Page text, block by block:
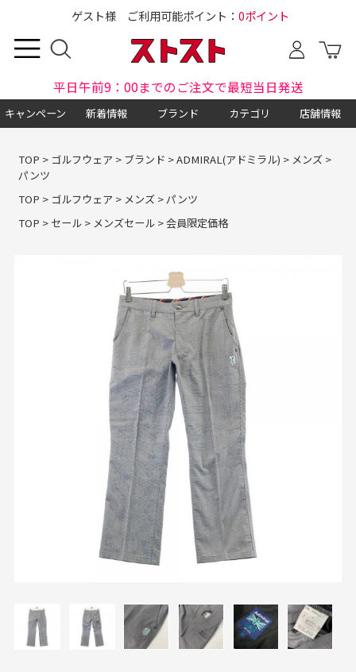
ゲスト様 ご利用可能ポイント： 0ポイント
平日午前9：00までのご注文で最短当日発送
キャンペーン 新着情報 ブランド カテゴリ 店舗情報
TOP > ゴルフウェア > ブランド >ADMIRAL(アドミラル) > メンズ>
パンツ
TOP > ゴルフウェア > メンズ>パンツ
TOP > セール> メンズセール>会員限定価格